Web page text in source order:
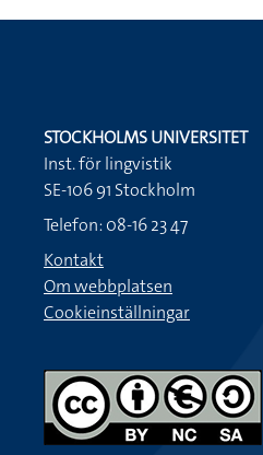
STOCKHOLMS UNIVERSITET
Inst. för lingvistik
SE-106 91 Stockholm
Telefon: 08-16 23 47
Kontakt
Om webbplatsen
Cookieinställningar